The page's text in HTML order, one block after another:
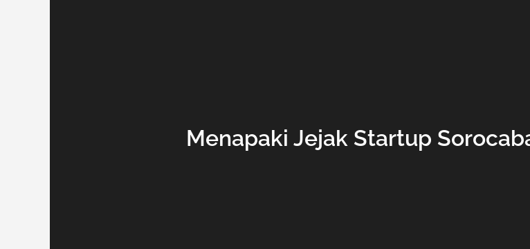
Menapaki Jejak Startup